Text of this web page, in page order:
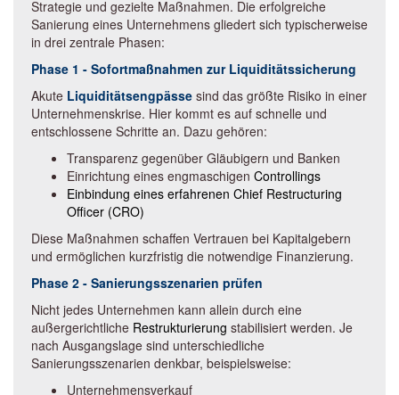
Strategie und gezielte Maßnahmen. Die erfolgreiche
Sanierung eines Unternehmens gliedert sich typischerweise
in drei zentrale Phasen:
Phase 1 - Sofortmaßnahmen zur Liquiditätssicherung
Akute Liquiditätsengpässe sind das größte Risiko in einer
Unternehmenskrise. Hier kommt es auf schnelle und
entschlossene Schritte an. Dazu gehören:
Transparenz gegenüber Gläubigern und Banken
Einrichtung eines engmaschigen Controllings
Einbindung eines erfahrenen Chief Restructuring
Officer (CRO)
Diese Maßnahmen schaffen Vertrauen bei Kapitalgebern
und ermöglichen kurzfristig die notwendige Finanzierung.
Phase 2 - Sanierungsszenarien prüfen
Nicht jedes Unternehmen kann allein durch eine
außergerichtliche Restrukturierung stabilisiert werden. Je
nach Ausgangslage sind unterschiedliche
Sanierungsszenarien denkbar, beispielsweise:
Unternehmensverkauf